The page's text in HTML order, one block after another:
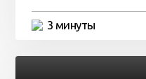
3 минуты